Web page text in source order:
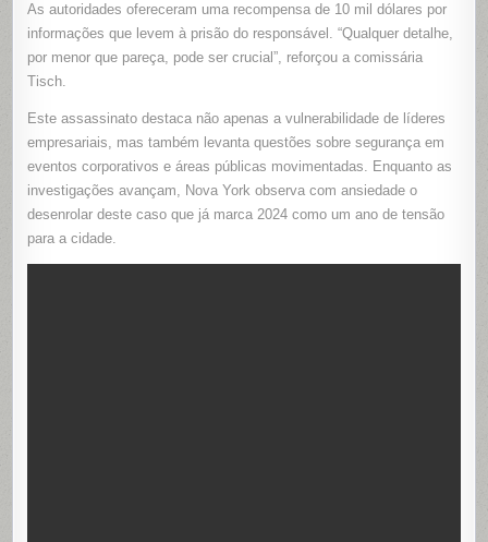
As autoridades ofereceram uma recompensa de 10 mil dólares por
informações que levem à prisão do responsável. “Qualquer detalhe,
por menor que pareça, pode ser crucial”, reforçou a comissária
Tisch.
Este assassinato destaca não apenas a vulnerabilidade de líderes
empresariais, mas também levanta questões sobre segurança em
eventos corporativos e áreas públicas movimentadas. Enquanto as
investigações avançam, Nova York observa com ansiedade o
desenrolar deste caso que já marca 2024 como um ano de tensão
para a cidade.